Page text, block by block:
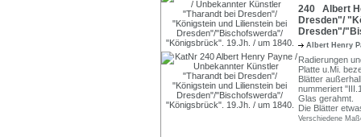
240 Albert
Dresden"/
Dresden"/
Albert Henry
Radierungen
Platte u.Mi.
Blätter
nummeriert
Glas gerahmt.
Die Blätter
Verschiedene